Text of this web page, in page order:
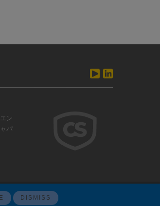
ン
パ
ウェブサイトフィードバック
DISMISS